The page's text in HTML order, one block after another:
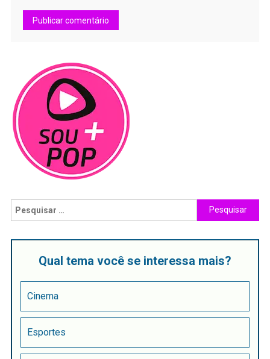
Qual tema você se interessa mais?
Cinema
Esportes